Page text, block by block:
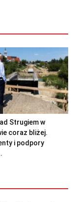
Strugiem w
coraz bliżej.
i podpory